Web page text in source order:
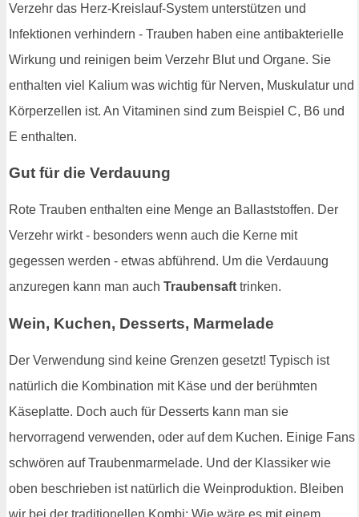
Verzehr das Herz-Kreislauf-System unterstützen und
Infektionen verhindern - Trauben haben eine antibakterielle
Wirkung und reinigen beim Verzehr Blut und Organe. Sie
enthalten viel Kalium was wichtig für Nerven, Muskulatur und
Körperzellen ist. An Vitaminen sind zum Beispiel C, B6 und
E enthalten.
Gut für die Verdauung
Rote Trauben enthalten eine Menge an Ballaststoffen. Der
Verzehr wirkt - besonders wenn auch die Kerne mit
gegessen werden - etwas abführend. Um die Verdauung
anzuregen kann man auch Traubensaft trinken.
Wein, Kuchen, Desserts, Marmelade
Der Verwendung sind keine Grenzen gesetzt! Typisch ist
natürlich die Kombination mit Käse und der berühmten
Käseplatte. Doch auch für Desserts kann man sie
hervorragend verwenden, oder auf dem Kuchen. Einige Fans
schwören auf Traubenmarmelade. Und der Klassiker wie
oben beschrieben ist natürlich die Weinproduktion. Bleiben
wir bei der traditionellen Kombi: Wie wäre es mit einem